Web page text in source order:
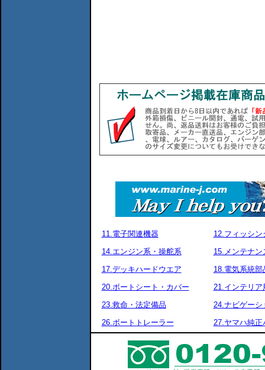
11.電子関連機器
12.フィッシン
14.エンジン系・操舵系
15.メンテナン
17.デッキハードウエア
18.電気系統部
20.ボートシート・カバー
21.インテリア
23.救命・法定備品
24.ナビゲーシ
26.ボートトレーラー
27.ヤマハ純正